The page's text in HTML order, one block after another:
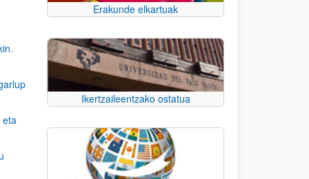
Erakunde elkartuak
Ikertzaileentzako ostatua